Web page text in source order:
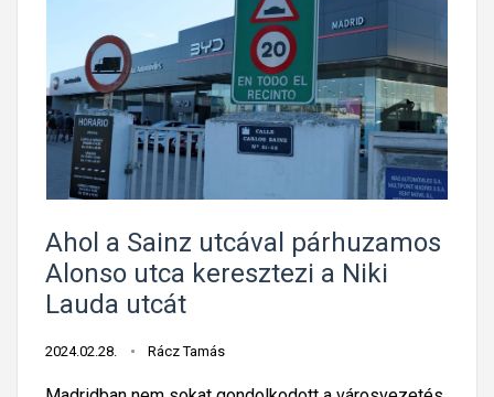
Ahol a Sainz utcával párhuzamos
Alonso utca keresztezi a Niki
Lauda utcát
2024.02.28. Rácz Tamás